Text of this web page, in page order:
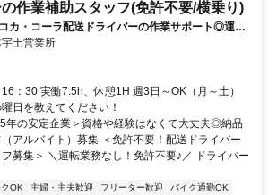
作業補助スタッフ(免許不要/横乗り)
カ・コーラ配送ドライバーの作業サポート◎運転
！
土営業所
：30 実働7.5h、休憩1H 週3日～OK（月～土）
日を教えてください！
年の安定企業＞資格や経験はなくて大丈夫◎納品
アルバイト）募集 ＜免許不要！配送ドライバー
募集＞ ＼運転業務なし！免許不要♪／ ドライバー
OK 主婦・主夫歓迎 フリーター歓迎
バイク通勤OK